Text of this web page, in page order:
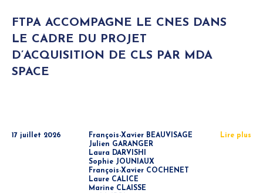
FTPA ACCOMPAGNE LE CNES DANS
LE CADRE DU PROJET
D’ACQUISITION DE CLS PAR MDA
SPACE
17 juillet 2026
François-Xavier BEAUVISAGE
Julien GARANGER
Laura DARVISHI
Sophie JOUNIAUX
François-Xavier COCHENET
Laure CALICE
Marine CLAISSE
Lire plus